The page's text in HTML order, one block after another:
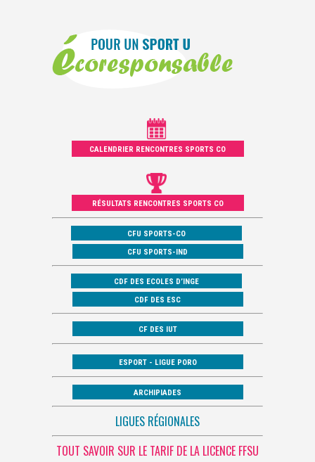
CALENDRIER RENCONTRES SPORTS CO
RÉSULTATS RENCONTRES SPORTS CO
CFU SPORTS-CO
CFU SPORTS-IND
CDF DES ECOLES D’INGE
CDF DES ESC
CF DES IUT
ESPORT - LIGUE PORO
ARCHIPIADES
LIGUES RÉGIONALES
TOUT SAVOIR SUR LE TARIF DE LA LICENCE FFSU